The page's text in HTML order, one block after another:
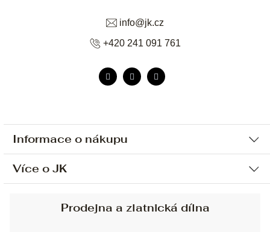
Informace o nákupu
Ochrana osobních údajů
Sjednání osobní schůzky
Více o JK
info@jk.cz
+420 241 091 761
Prodejna a zlatnická dílna